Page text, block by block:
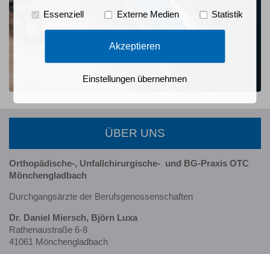
ÜBER UNS
Orthopädische-, Unfallchirurgische- und BG-Praxis OTC
Mönchengladbach
Durchgangsärzte der Berufsgenossenschaften
Dr. Daniel Miersch, Björn Luxa
Rathenaustraße 6-8
41061 Mönchengladbach
Essenziell Externe Medien Statistik
Akzeptieren
Einstellungen übernehmen